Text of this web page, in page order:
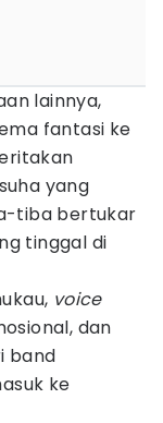
lainnya,
fantasi ke
yang
tiba bertukar
tinggal di
voice
dan
band
ke